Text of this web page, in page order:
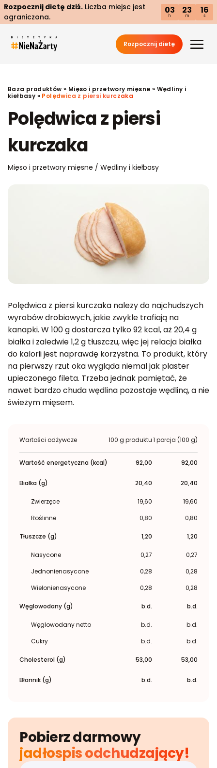
Rozpocznij dietę dziś. Liczba miejsc jest
ograniczona.
03
h
23
m
15
s
Rozpocznij dietę
Baza produktów » Mięso i przetwory mięsne » Wędliny i
kiełbasy » Polędwica z piersi kurczaka
Polędwica z piersi
kurczaka
Mięso i przetwory mięsne / Wędliny i kiełbasy
Polędwica z piersi kurczaka należy do najchudszych
wyrobów drobiowych, jakie zwykle trafiają na
kanapki. W 100 g dostarcza tylko 92 kcal, aż 20,4 g
białka i zaledwie 1,2 g tłuszczu, więc jej relacja białka
do kalorii jest naprawdę korzystna. To produkt, który
na pierwszy rzut oka wygląda niemal jak plaster
upieczonego fileta. Trzeba jednak pamiętać, że
nawet bardzo chuda wędlina pozostaje wędliną, a nie
świeżym mięsem.
Wartości odżywcze 100 g produktu1 porcja (100 g)
Wartość energetyczna (kcal) 92,00 92,00
Białka (g) 20,40 20,40
Zwierzęce 19,60
19,60
Roślinne
0,80 0,80
Tłuszcze (g) 1,20 1,20
Nasycone 0,27
0,27
Jednonienasycone
0,28
0,28
Wielonienasycone
0,28 0,28
Węglowodany (g) b.d. b.d.
Węglowodany netto b.d.
b.d.
Cukry
b.d. b.d.
Cholesterol (g) 53,00 53,00
Błonnik (g) b.d. b.d.
Pobierz darmowy
jadłospis odchudzający!